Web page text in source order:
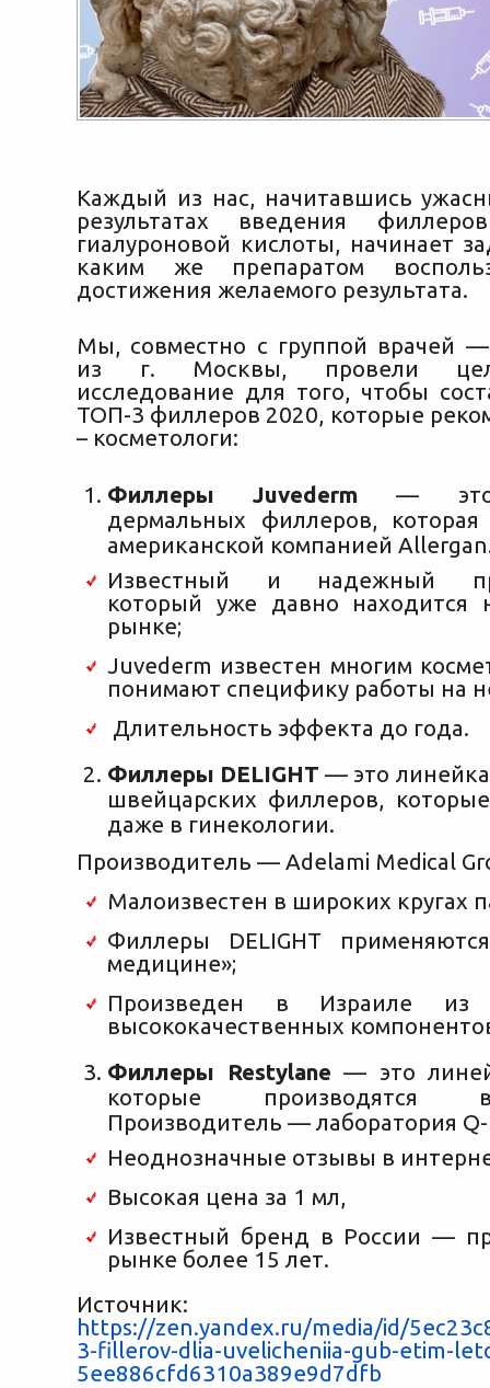
Каждый из нас, начитавшись
результатах введения
гиалуроновой кислоты, начинает
каким же препаратом
достижения желаемого результата.
Мы, совместно с группой врачей —
из г. Москвы, провели
исследование для того, чтобы
ТОП-3 филлеров 2020, которые
– косметологи:
Филлеры Juvederm — это
дермальных филлеров, которая
американской компанией
Известный и надежный
который уже давно находится
рынке;
Juvederm известен многим
понимают специфику работы на
Длительность эффекта до года.
Филлеры DELIGHT — это
швейцарских филлеров,
даже в гинекологии.
Производитель — Adelami Medical
Малоизвестен в широких кругах
Филлеры DELIGHT
медицине»;
Произведен в Израиле из
высококачественных
Филлеры Restylane — это
которые
Производитель — лаборатория
Неоднозначные отзывы в
Высокая цена за 1 мл,
Известный бренд в России —
рынке более 15 лет.
Источник:
https://zen.yandex.ru/media/id/
3-fillerov-dlia-uvelicheniia-gub-etim-
5ee886cfd6310a389e9d7dfb